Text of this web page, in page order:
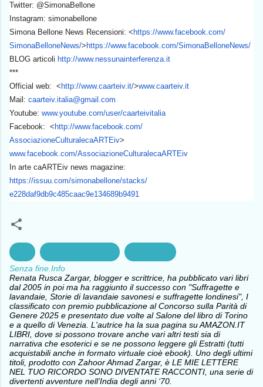
Twitter: @SimonaBellone
Instagram: simonabellone
Simona Bellone News Recensioni: < https://www.facebook.com/
SimonaBelloneNews/> https://www.facebook.com/SimonaBelloneNews/
BLOG articoli http://www.nessunainterferenza.it
***
Official web: < http://www.caarteiv.it/>www.caarteiv.it
Mail: caarteiv.italia@gmail.com
Youtube: www.youtube.com/user/caarteivitalia
Facebook: < http://www.facebook.com/
AssociazioneCulturalecaARTEiv>
www.facebook.com/AssociazioneCulturalecaARTEiv
In arte caARTEiv news magazine:
https://issuu.com/simonabellone/stacks/
e228daf9db9c485caac9e134689b9491
Senza fine.Info
Renata Rusca Zargar, blogger e scrittrice, ha pubblicato vari libri
dal 2005 in poi ma ha raggiunto il successo con "Suffragette e
lavandaie, Storie di lavandaie savonesi e suffragette londinesi", I
classificato con premio pubblicazione al Concorso sulla Parità di
Genere 2025 e presentato due volte al Salone del libro di Torino
e a quello di Venezia. L'autrice ha la sua pagina su AMAZON.IT
LIBRI, dove si possono trovare anche vari altri testi sia di
narrativa che esoterici e se ne possono leggere gli Estratti (tutti
acquistabili anche in formato virtuale cioè ebook). Uno degli ultimi
titoli, prodotto con Zahoor Ahmad Zargar, è LE MIE LETTERE
NEL TUO RICORDO SONO DIVENTATE RACCONTI, una serie di
divertenti avventure nell’India degli anni ‘70.